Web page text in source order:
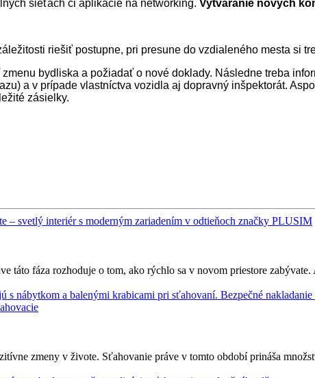
sieťach či aplikácie na networking. Vytváranie nových
riešiť postupne, pri presune do vzdialeného mesta si
bydliska a požiadať o nové doklady. Následne treba
a v prípade vlastníctva vozidla aj dopravný inšpektorát.
zásielky.
táto fáza rozhoduje o tom, ako rýchlo sa v novom priestore zabývate.
zmeny v živote. Sťahovanie práve v tomto období prináša